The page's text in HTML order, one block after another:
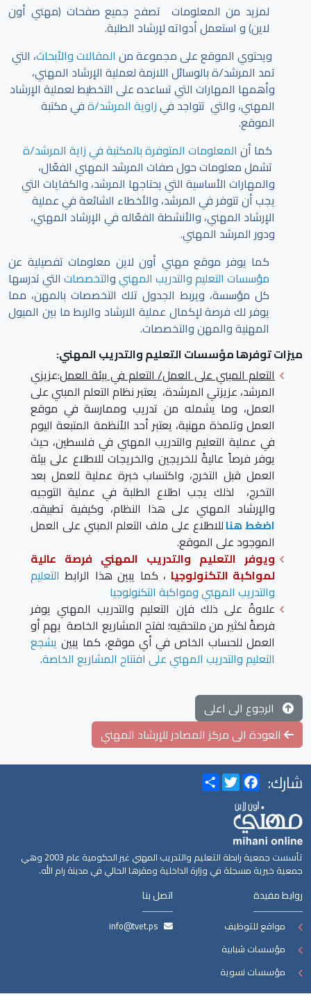
لمزيد من المعلومات تصفح جميع صفحات (مهني أون
لاين) و استعمل أدواته لإرشاد الطلبة.
ويحتوي الموقع على مجموعة من المقالات والأبحاث، التي
تمد المرشد/ة بالوسائل اللازمة لعملية الإرشاد المهني،
وأهمها المهارات التي تساعده على التخطيط لعملية الإرشاد
المهني، والتي تتواجد فيزاوية المرشد/ةفي مكتبة
الموقع.
كما أن المعلومات المتوفرة بالمكتبة في زاية المرشد/ة
تشمل معلومات حول صفات المرشد المهني الفعّال،
والمهارات الأساسية التي يحتاجها المرشد، والكفايات التي
يجب أن تتوفر في المرشد، والأخطاء الشائعة في عملية
الإرشاد المهني، والأنشطة الفعّاله في الإرشاد المهني،
ودور المرشد المهني.
كما يوفر موقع مهني أون لاين معلومات تفصيلية عن
مؤسسات التعليم والتدريب المهنيوالتخصصات التي تدرسها
كل مؤسسة، ويربط الجدول تلك التخصصات بالمهن، مما
يوفر لك فرصة لإكمال عملية الارشاد والربط ما بين الميول
المهنية والمهن والتخصصات.
ميزات توفرها مؤسسات التعليم والتدريب المهني:
التعلم المبني على العمل/ التعلم في بيئة العمل:عزيزي
المرشد، عزيزتي المرشدة، يعتبر نظام التعلم المبني على
العمل، وما يشمله من تدريب وممارسة في موقع
العمل وتلمذة مهنية، يعتبر أحد الأنظمة المتبعة اليوم
في عملية التعليم والتدريب المهني في فلسطين، حيث
يوفر فرصاً عاليةً للخريجين والخريجات للاطلاع على بيئة
العمل قبل التخرج، واكتساب خبرة عملية للعمل بعد
التخرج، لذلك يجب اطلاع الطلبة في عملية التوجيه
والإرشاد المهني على هذا النظام، وكيفية تطبيقه.
اضغط هناللاطلاع على ملف التعلم المبني على العمل
الموجود على الموقع.
ويوفر التعليم والتدريب المهني فرصة عالية
لمواكبة التكنولوجيا ، كما يبين هذا الرابط التعليم
والتدريب المهني ومواكبة التكنولوجيا
علاوةً على ذلك فإن التعليم والتدريب المهني يوفر
فرصةً لكثير من ملتحقيه؛ لفتح المشاريع الخاصة بهم أو
العمل للحساب الخاص في أي موقع، كما يبين يشجع
التعليم والتدريب المهني على افتتاح المشاريع الخاصة.
الرجوع الى اعلى
العودة الى مركز المصادر للإرشاد المهني
شارك: ShareTwitterFacebook
تأسست جمعية رابطة التعليم والتدريب المهني غير الحكومية عام 2003 وهي
جمعية خيرية مسجلة في وزارة الداخلية ومقرها الحالي في مدينة رام الله.
روابط مفيدة
مواقع للتوظيف
مؤسسات شبابية
مؤسسات نسوية
اتصل بنا
info@tvet.ps